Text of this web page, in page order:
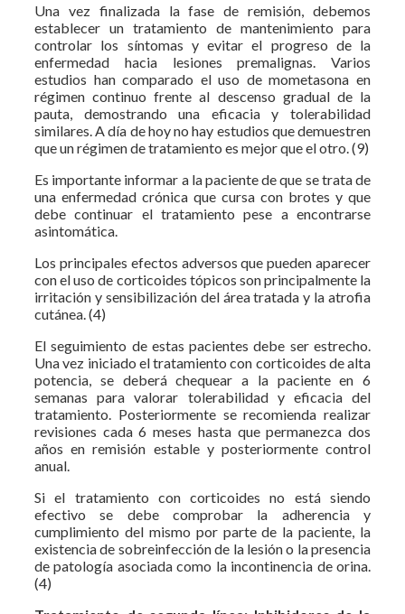
Una vez finalizada la fase de remisión, debemos
establecer un tratamiento de mantenimiento para
controlar los síntomas y evitar el progreso de la
enfermedad hacia lesiones premalignas. Varios
estudios han comparado el uso de mometasona en
régimen continuo frente al descenso gradual de la
pauta, demostrando una eficacia y tolerabilidad
similares. A día de hoy no hay estudios que demuestren
que un régimen de tratamiento es mejor que el otro. (9)
Es importante informar a la paciente de que se trata de
una enfermedad crónica que cursa con brotes y que
debe continuar el tratamiento pese a encontrarse
asintomática.
Los principales efectos adversos que pueden aparecer
con el uso de corticoides tópicos son principalmente la
irritación y sensibilización del área tratada y la atrofia
cutánea. (4)
El seguimiento de estas pacientes debe ser estrecho.
Una vez iniciado el tratamiento con corticoides de alta
potencia, se deberá chequear a la paciente en 6
semanas para valorar tolerabilidad y eficacia del
tratamiento. Posteriormente se recomienda realizar
revisiones cada 6 meses hasta que permanezca dos
años en remisión estable y posteriormente control
anual.
Si el tratamiento con corticoides no está siendo
efectivo se debe comprobar la adherencia y
cumplimiento del mismo por parte de la paciente, la
existencia de sobreinfección de la lesión o la presencia
de patología asociada como la incontinencia de orina.
(4)